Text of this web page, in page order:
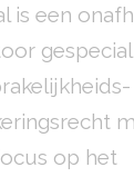
is een
op het